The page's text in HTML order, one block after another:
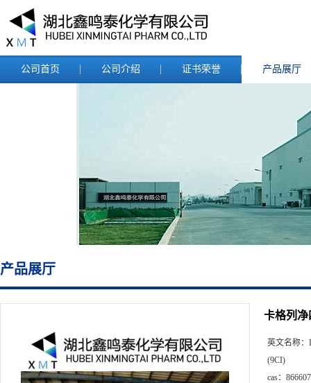
公司首页 公司介绍 证书荣誉 产品展厅
产品展厅
卡格列净
英文名称：
(9CI)
cas：